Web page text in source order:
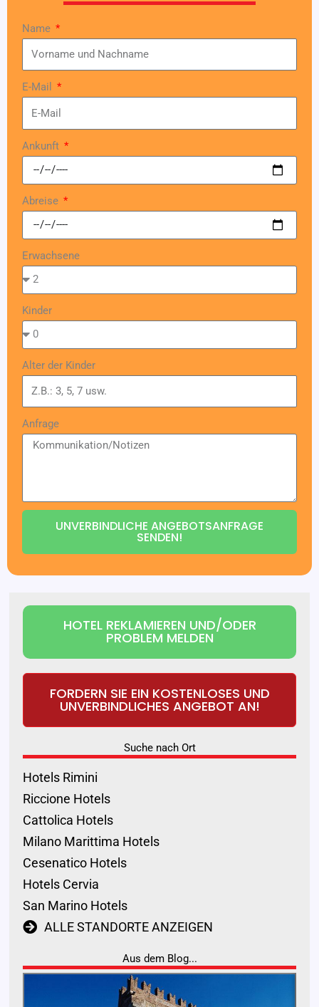
Name
E-Mail
Ankunft
Abreise
Erwachsene
Kinder
Alter der Kinder
Anfrage
UNVERBINDLICHE ANGEBOTSANFRAGE
SENDEN!
HOTEL REKLAMIEREN UND/ODER
PROBLEM MELDEN
FORDERN SIE EIN KOSTENLOSES UND
UNVERBINDLICHES ANGEBOT AN!
Suche nach Ort
Hotels Rimini
Riccione Hotels
Cattolica Hotels
Milano Marittima Hotels
Cesenatico Hotels
Hotels Cervia
San Marino Hotels
ALLE STANDORTE ANZEIGEN
Aus dem Blog...